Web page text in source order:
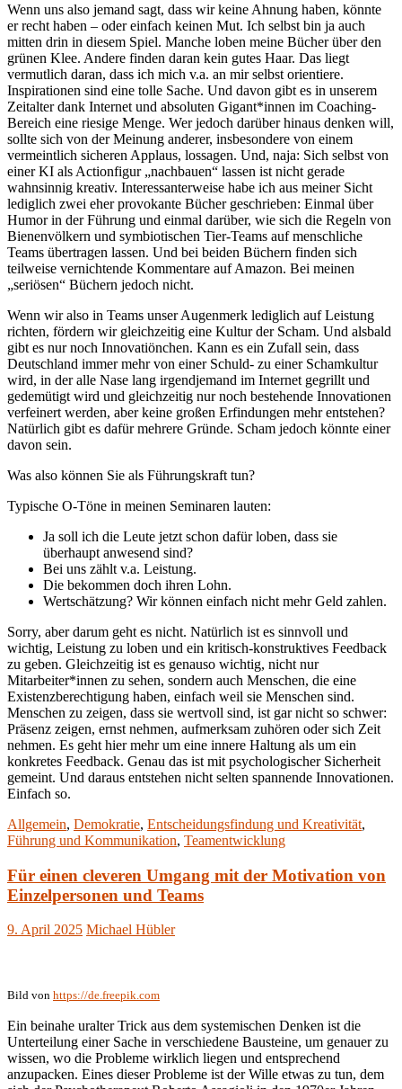
Wenn uns also jemand sagt, dass wir keine Ahnung haben, könnte
er recht haben – oder einfach keinen Mut. Ich selbst bin ja auch
mitten drin in diesem Spiel. Manche loben meine Bücher über den
grünen Klee. Andere finden daran kein gutes Haar. Das liegt
vermutlich daran, dass ich mich v.a. an mir selbst orientiere.
Inspirationen sind eine tolle Sache. Und davon gibt es in unserem
Zeitalter dank Internet und absoluten Gigant*innen im Coaching-
Bereich eine riesige Menge. Wer jedoch darüber hinaus denken will,
sollte sich von der Meinung anderer, insbesondere von einem
vermeintlich sicheren Applaus, lossagen. Und, naja: Sich selbst von
einer KI als Actionfigur „nachbauen“ lassen ist nicht gerade
wahnsinnig kreativ. Interessanterweise habe ich aus meiner Sicht
lediglich zwei eher provokante Bücher geschrieben: Einmal über
Humor in der Führung und einmal darüber, wie sich die Regeln von
Bienenvölkern und symbiotischen Tier-Teams auf menschliche
Teams übertragen lassen. Und bei beiden Büchern finden sich
teilweise vernichtende Kommentare auf Amazon. Bei meinen
„seriösen“ Büchern jedoch nicht.
Wenn wir also in Teams unser Augenmerk lediglich auf Leistung
richten, fördern wir gleichzeitig eine Kultur der Scham. Und alsbald
gibt es nur noch Innovatiönchen. Kann es ein Zufall sein, dass
Deutschland immer mehr von einer Schuld- zu einer Schamkultur
wird, in der alle Nase lang irgendjemand im Internet gegrillt und
gedemütigt wird und gleichzeitig nur noch bestehende Innovationen
verfeinert werden, aber keine großen Erfindungen mehr entstehen?
Natürlich gibt es dafür mehrere Gründe. Scham jedoch könnte einer
davon sein.
Was also können Sie als Führungskraft tun?
Typische O-Töne in meinen Seminaren lauten:
Ja soll ich die Leute jetzt schon dafür loben, dass sie
überhaupt anwesend sind?
Bei uns zählt v.a. Leistung.
Die bekommen doch ihren Lohn.
Wertschätzung? Wir können einfach nicht mehr Geld zahlen.
Sorry, aber darum geht es nicht. Natürlich ist es sinnvoll und
wichtig, Leistung zu loben und ein kritisch-konstruktives Feedback
zu geben. Gleichzeitig ist es genauso wichtig, nicht nur
Mitarbeiter*innen zu sehen, sondern auch Menschen, die eine
Existenzberechtigung haben, einfach weil sie Menschen sind.
Menschen zu zeigen, dass sie wertvoll sind, ist gar nicht so schwer:
Präsenz zeigen, ernst nehmen, aufmerksam zuhören oder sich Zeit
nehmen. Es geht hier mehr um eine innere Haltung als um ein
konkretes Feedback. Genau das ist mit psychologischer Sicherheit
gemeint. Und daraus entstehen nicht selten spannende Innovationen.
Einfach so.
Allgemein, Demokratie, Entscheidungsfindung und Kreativität,
Führung und Kommunikation, Teamentwicklung
Für einen cleveren Umgang mit der Motivation von
Einzelpersonen und Teams
9. April 2025 Michael Hübler
Bild von https://de.freepik.com
Ein beinahe uralter Trick aus dem systemischen Denken ist die
Unterteilung einer Sache in verschiedene Bausteine, um genauer zu
wissen, wo die Probleme wirklich liegen und entsprechend
anzupacken. Eines dieser Probleme ist der Wille etwas zu tun, dem